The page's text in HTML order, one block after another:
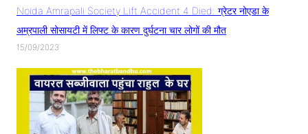
Noida Amrapali Society Lift Accident 4 Died: ग्रेटर नोएडा के
अम्रपाली सोसायटी में लिफ्ट के कारण दुर्घटना चार लोगों की मौत
15/09/2023